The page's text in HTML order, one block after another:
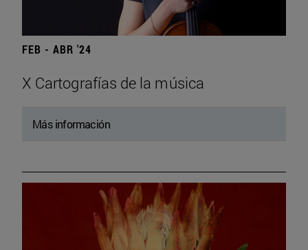
FEB - ABR '24
X Cartografías de la música
Más información